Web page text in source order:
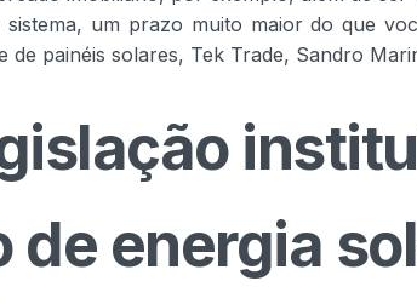
um prazo muito maior do que
de painéis solares, Tek Trade, Sandro
de energia